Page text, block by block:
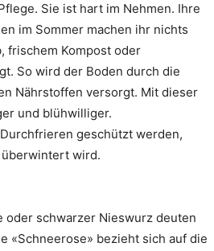
Sie ist hart im Nehmen. Ihre
im Sommer machen ihr nichts
frischem Kompost oder
So wird der Boden durch die
Nährstoffen versorgt. Mit dieser
und blühwilliger.
geschützt werden,
überwintert wird.
oder schwarzer Nieswurz deuten
«Schneerose» bezieht sich auf die